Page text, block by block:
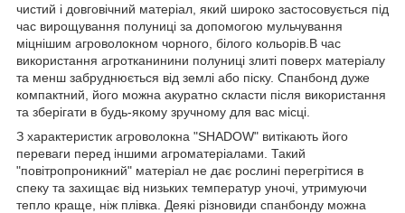
чистий і довговічний матеріал, який широко застосовується під
час вирощування полуниці за допомогою мульчування
міцнішим агроволокном чорного, білого кольорів.В час
використання агротканинини полуниці злиті поверх матеріалу
та менш забруднюється від землі або піску. Спанбонд дуже
компактний, його можна акуратно скласти після використання
та зберігати в будь-якому зручному для вас місці.
З характеристик агроволокна "SHADOW" витікають його
переваги перед іншими агроматеріалами. Такий
"повітропроникний" матеріал не дає рослині перегрітися в
спеку та захищає від низьких температур уночі, утримуючи
тепло краще, ніж плівка. Деякі різновиди спанбонду можна